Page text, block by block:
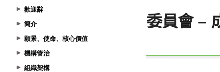
歡迎辭
簡介
願景、使命、核心價值
機構管治
組織架構